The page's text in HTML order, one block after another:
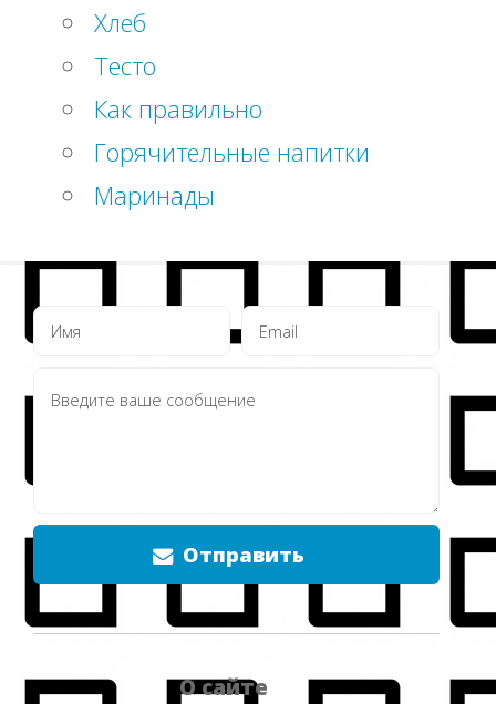
Хлеб
Тесто
Как правильно
Горячительные напитки
Маринады
Отправить
О сайте